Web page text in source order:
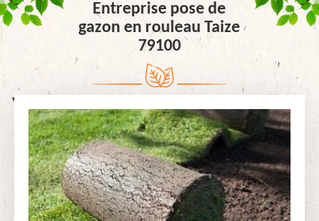
Entreprise pose de
gazon en rouleau Taize
79100